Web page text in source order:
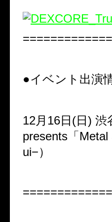
●イベント出演
12月 16日(日) 渋
presents 「 Metal
ui−）